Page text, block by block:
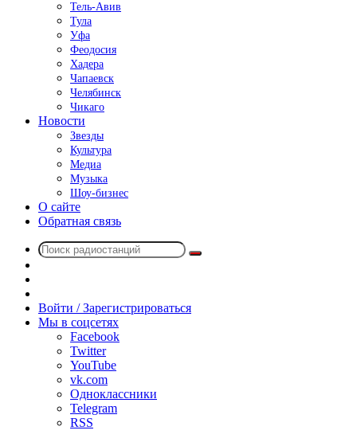
Тель-Авив
Тула
Уфа
Феодосия
Хадера
Чапаевск
Челябинск
Чикаго
Новости
Звезды
Культура
Медиа
Музыка
Шоу-бизнес
О сайте
Обратная связь
Поиск
радио
Войти / Зарегистрироваться
Мы в соцсетях
Facebook
Twitter
YouTube
vk.com
Одноклассники
Telegram
RSS